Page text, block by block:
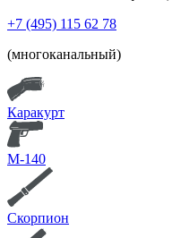
+7 (495) 115 62 78
(многоканальный)
Каракурт
М-140
Скорпион